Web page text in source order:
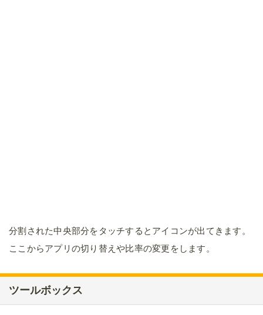
分割された中央部分をタッチするとアイコンが出てきます。
ここからアプリの切り替えや比率の変更をします。
ツールボックス